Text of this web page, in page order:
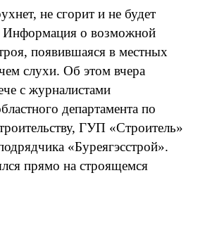
не сгорит и не будет
Информация о возможной
появившаяся в местных
слухи. Об этом вчера
с журналистами
департамента по
ГУП «Строитель»
«Буреягэсстрой».
прямо на строящемся